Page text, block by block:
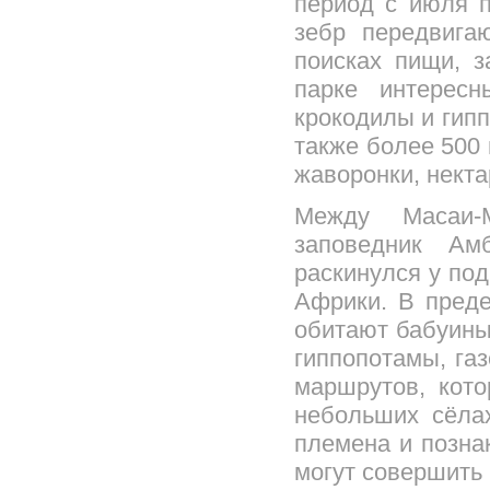
зебр
поисках пищи,
парке
крокодилы и
также более 500
жаворонки,
Между
заповедник
раскинулся у
Африки. В
обитают
гиппопотамы,
маршрутов,
небольших
племена и
могут